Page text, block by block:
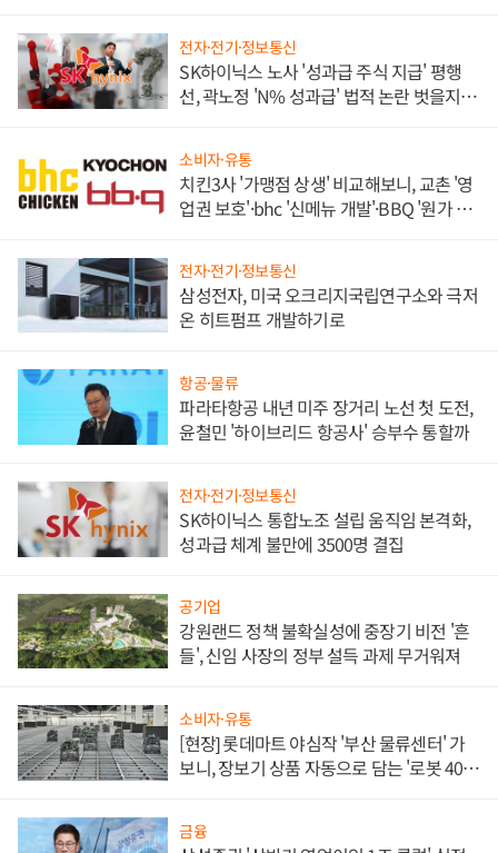
전자·전기·정보통신
SK하이닉스 노사 '성과급 주식 지급' 평행
선, 곽노정 'N% 성과급' 법적 논란 벗을지 주
소비자·유통
치킨3사 '가맹점 상생' 비교해보니, 교촌 '영
업권 보호'·bhc '신메뉴 개발'·BBQ '원가 부
전자·전기·정보통신
삼성전자, 미국 오크리지국립연구소와 극저
온 히트펌프 개발하기로
항공·물류
파라타항공 내년 미주 장거리 노선 첫 도전,
윤철민 '하이브리드 항공사' 승부수 통할까
전자·전기·정보통신
SK하이닉스 통합노조 설립 움직임 본격화,
성과급 체계 불만에 3500명 결집
공기업
강원랜드 정책 불확실성에 중장기 비전 '흔
들', 신임 사장의 정부 설득 과제 무거워져
소비자·유통
[현장] 롯데마트 야심작 '부산 물류센터' 가
보니, 장보기 상품 자동으로 담는 '로봇 400
금융